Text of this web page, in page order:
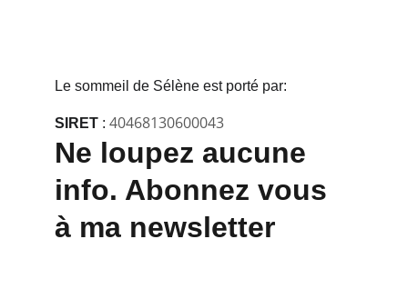
Le sommeil de Sélène est porté par:
SIRET : 40468130600043
Ne loupez aucune
info. Abonnez vous
à ma newsletter